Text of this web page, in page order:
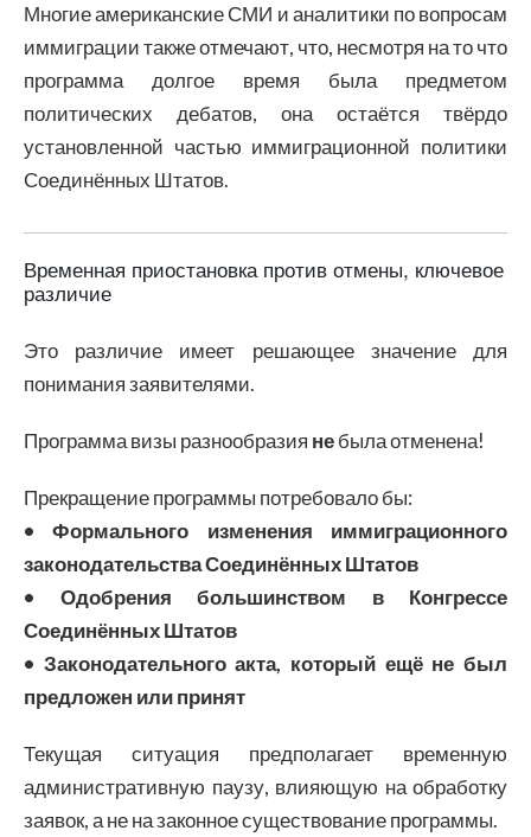
Многие американские СМИ и аналитики по вопросам
иммиграции также отмечают, что, несмотря на то что
программа долгое время была предметом
политических дебатов, она остаётся твёрдо
установленной частью иммиграционной политики
Соединённых Штатов.
Временная приостановка против отмены, ключевое
различие
Это различие имеет решающее значение для
понимания заявителями.
Программа визы разнообразия небыла отменена!
Прекращение программы потребовало бы:
• Формального изменения иммиграционного
законодательства Соединённых Штатов
• Одобрения большинством в Конгрессе
Соединённых Штатов
• Законодательного акта, который ещё не был
предложен или принят
Текущая ситуация предполагает временную
административную паузу, влияющую на обработку
заявок, а не на законное существование программы.